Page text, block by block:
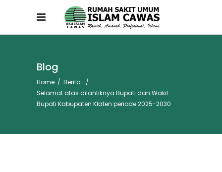
Blog
Home / Berita
/
Selamat atas dilantiknya Bupati dan Wakil
Bupati Kabupaten Klaten periode 2025-2030